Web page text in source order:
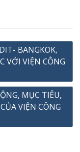
BANGKOK,
VỚI VIỆN CÔNG
MỤC TIÊU,
VIỆN CÔNG